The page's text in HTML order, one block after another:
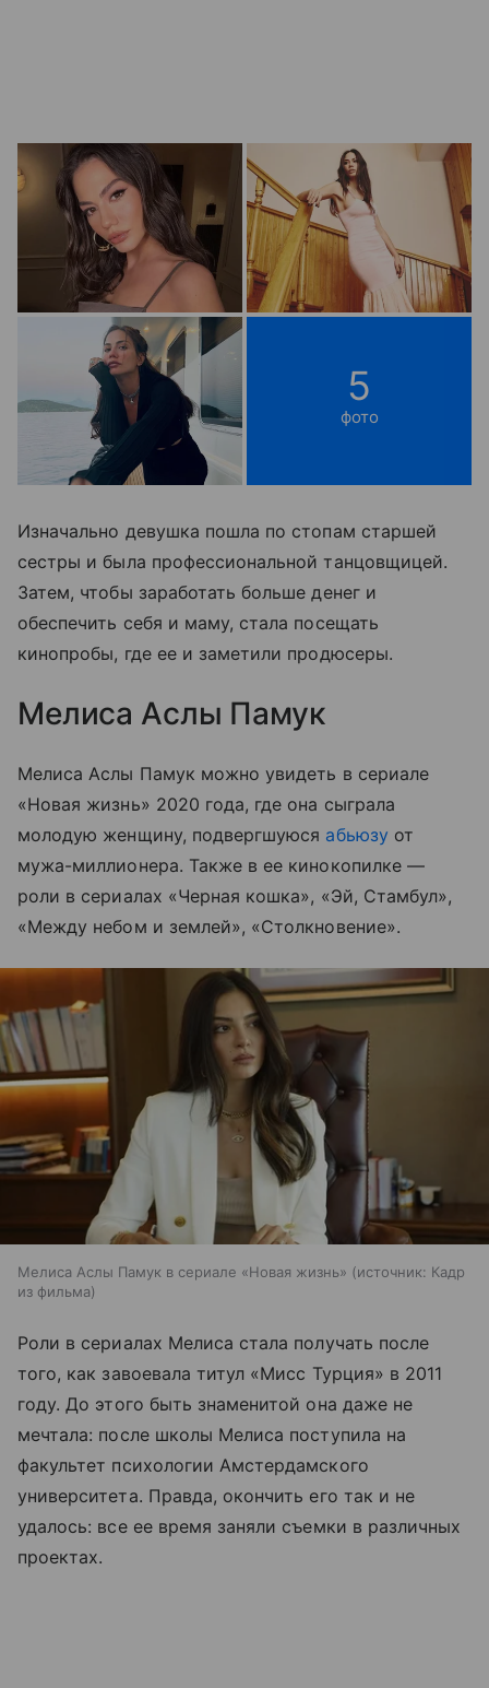
5
фото
Изначально девушка пошла по стопам старшей
сестры и была профессиональной танцовщицей.
Затем, чтобы заработать больше денег и
обеспечить себя и маму, стала посещать
кинопробы, где ее и заметили продюсеры.
Мелиса Аслы Памук
Мелиса Аслы Памук можно увидеть в сериале
«Новая жизнь» 2020 года, где она сыграла
молодую женщину, подвергшуюся абьюзу от
мужа-миллионера. Также в ее кинокопилке —
роли в сериалах «Черная кошка», «Эй, Стамбул»,
«Между небом и землей», «Столкновение».
Мелиса Аслы Памук в сериале «Новая жизнь» источник: Кадр
из фильма
Роли в сериалах Мелиса стала получать после
того, как завоевала титул «Мисс Турция» в 2011
году. До этого быть знаменитой она даже не
мечтала: после школы Мелиса поступила на
факультет психологии Амстердамского
университета. Правда, окончить его так и не
удалось: все ее время заняли съемки в различных
проектах.